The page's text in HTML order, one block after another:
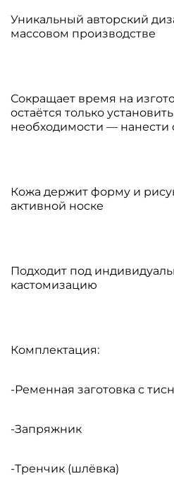
Уникальный авторский
массовом производстве
Сокращает время на
остаётся только
необходимости —
Кожа держит форму и
активной носке
Подходит под
кастомизацию
Комплектация:
-Ременная заготовка с
-Запряжник
-Тренчик (шлёвка)